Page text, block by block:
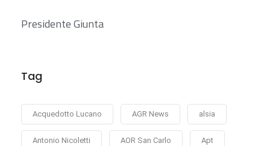
Presidente Giunta
Tag
Acquedotto Lucano AGR News alsia
Antonio Nicoletti AOR San Carlo Apt